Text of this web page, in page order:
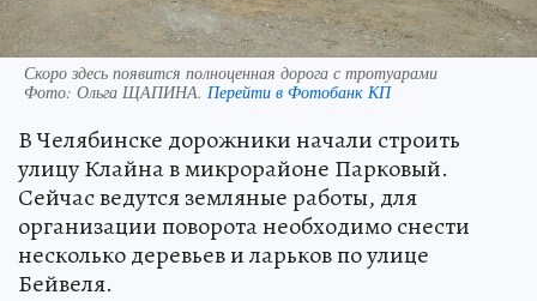
Скоро здесь появится полноценная дорога с тротуарами
Фото: Ольга ЩАПИНА. Перейти в Фотобанк КП
В Челябинске дорожники начали строить
улицу Клайна в микрорайоне Парковый.
Сейчас ведутся земляные работы, для
организации поворота необходимо снести
несколько деревьев и ларьков по улице
Бейвеля.